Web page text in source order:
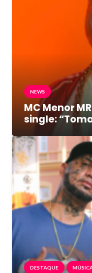
NEWS
MC Menor
single:
DESTAQUE